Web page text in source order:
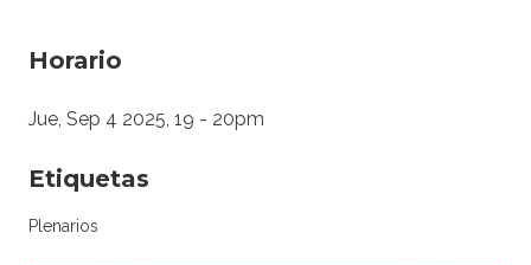
Horario
Jue, Sep 4 2025, 19 - 20pm
Etiquetas
Plenarios